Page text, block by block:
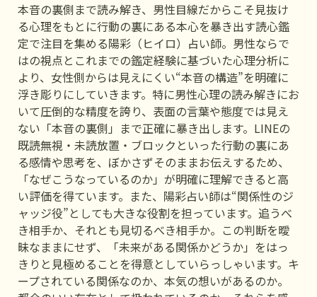
本音の裏側まで読み解き、男性目線だからこそ見抜け
る心理をもとに行動の裏にある本心を暴き出す読心鑑
定で注目を集める陽彩（ヒイロ）占い師。男性ならで
はの視点とこれまでの鑑定経験に基づいた心理分析に
より、女性側からは見えにくい“本音の構造”を明確に
浮き彫りにしていきます。特に男性心理の読み解きにお
いて圧倒的な精度を誇り、表面の言葉や態度では見え
ない「本音の裏側」まで正確に暴き出します。LINEの
既読無視・未読放置・ブロックといった行動の裏にあ
る感情や思考を、ぼかさずそのままお伝えするため、
「なぜこうなっているのか」が明確に理解できると高
い評価を得ています。また、陽彩占い師は“関係性のジ
ャッジ役”としても大きな役割を担っています。追うべ
き相手か、それとも見切るべき相手か。この判断を曖
昧なままにせず、「未来がある関係かどうか」をはっ
きりと見極めることを得意としていらっしゃいます。キ
ープされている関係なのか、本気の想いがあるのか。